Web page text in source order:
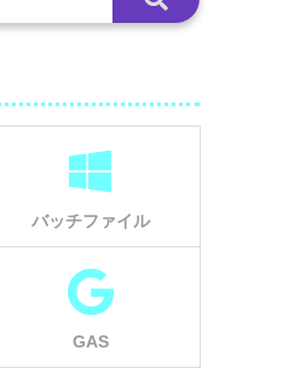
バッチファイル
GAS